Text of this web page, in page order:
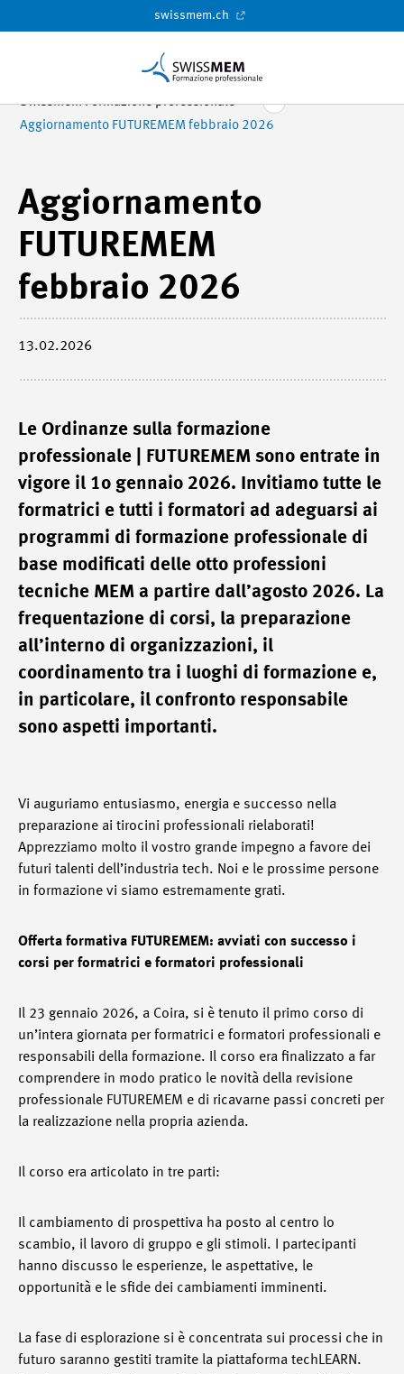
swissmem.ch
Swissmem Formazione professionale
Aggiornamento FUTUREMEM febbraio 2026
Aggiornamento
FUTUREMEM
febbraio 2026
13.02.2026
Le Ordinanze sulla formazione
professionale | FUTUREMEM sono entrate in
vigore il 1o gennaio 2026. Invitiamo tutte le
formatrici e tutti i formatori ad adeguarsi ai
programmi di formazione professionale di
base modificati delle otto professioni
tecniche MEM a partire dall’agosto 2026. La
frequentazione di corsi, la preparazione
all’interno di organizzazioni, il
coordinamento tra i luoghi di formazione e,
in particolare, il confronto responsabile
sono aspetti importanti.
Vi auguriamo entusiasmo, energia e successo nella
preparazione ai tirocini professionali rielaborati!
Apprezziamo molto il vostro grande impegno a favore dei
futuri talenti dell’industria tech. Noi e le prossime persone
in formazione vi siamo estremamente grati.
Offerta formativa FUTUREMEM: avviati con successo i
corsi per formatrici e formatori professionali
Il 23 gennaio 2026, a Coira, si è tenuto il primo corso di
un’intera giornata per formatrici e formatori professionali e
responsabili della formazione. Il corso era finalizzato a far
comprendere in modo pratico le novità della revisione
professionale FUTUREMEM e di ricavarne passi concreti per
la realizzazione nella propria azienda.
Il corso era articolato in tre parti:
Il cambiamento di prospettiva ha posto al centro lo
scambio, il lavoro di gruppo e gli stimoli. I partecipanti
hanno discusso le esperienze, le aspettative, le
opportunità e le sfide dei cambiamenti imminenti.
La fase di esplorazione si è concentrata sui processi che in
futuro saranno gestiti tramite la piattaforma techLEARN.